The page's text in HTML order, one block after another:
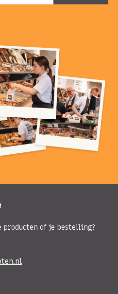
producten of je bestelling?